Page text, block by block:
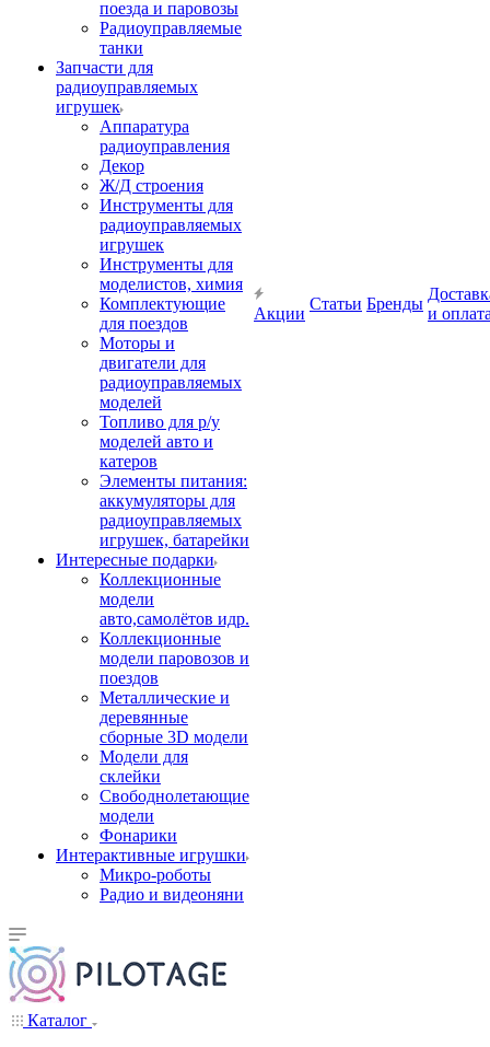
поезда и паровозы
Радиоуправляемые
танки
Запчасти для
радиоуправляемых
игрушек
Аппаратура
радиоуправления
Декор
Ж/Д строения
Инструменты для
радиоуправляемых
игрушек
Инструменты для
моделистов, химия
Комплектующие
для поездов
Моторы и
двигатели для
радиоуправляемых
моделей
Топливо для р/у
моделей авто и
катеров
Элементы питания:
аккумуляторы для
радиоуправляемых
игрушек, батарейки
Интересные подарки
Коллекционные
модели
авто,самолётов идр.
Коллекционные
модели паровозов и
поездов
Металлические и
деревянные
сборные 3D модели
Модели для
склейки
Свободнолетающие
модели
Фонарики
Интерактивные игрушки
Микро-роботы
Радио и видеоняни
Акции
Статьи Бренды
и
Каталог